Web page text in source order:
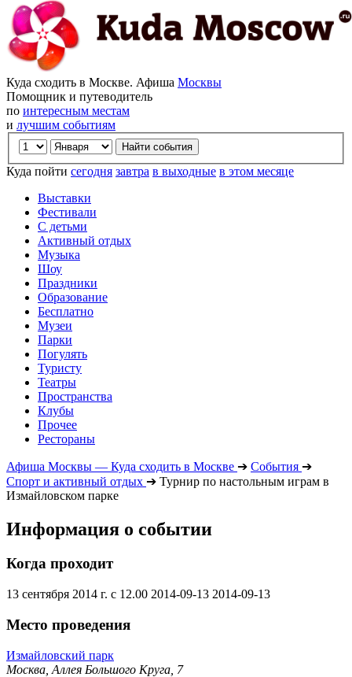
Куда сходить в Москве. Афиша Москвы
Помощник и путеводитель
по интересным местам
и лучшим событиям
Куда пойти сегодня завтра в выходные в этом месяце
Выставки
Фестивали
С детьми
Активный отдых
Музыка
Шоу
Праздники
Образование
Бесплатно
Музеи
Парки
Погулять
Туристу
Театры
Пространства
Клубы
Прочее
Рестораны
Афиша Москвы — Куда сходить в Москве ➔ События ➔
Спорт и активный отдых ➔ Турнир по настольным играм в
Измайловском парке
Информация о событии
Когда проходит
13 сентября 2014 г. с 12.00 2014-09-13 2014-09-13
Место проведения
Измайловский парк
Москва, Аллея Большого Круга, 7